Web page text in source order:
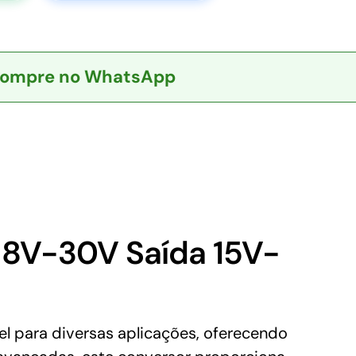
no WhatsApp
30V Saída 15V-
para diversas aplicações, oferecendo